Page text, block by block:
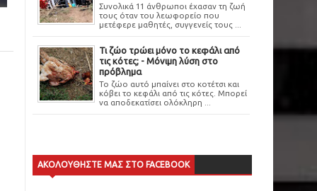
Συνολικά 11 άνθρωποι έχασαν τη ζωή
τους όταν του λεωφορείο που
μετέφερε μαθητές, συγγενείς τους ...
Τι ζώο τρώει μόνο το κεφάλι από
τις κότες; - Μόνιμη λύση στο
πρόβλημα
Το ζώο αυτό μπαίνει στο κοτέτσι και
κόβει το κεφάλι από τις κότες. Μπορεί
να αποδεκατίσει ολόκληρη ...
ΑΚΟΛΟΥΘΗΣΤΕ ΜΑΣ ΣΤΟ FACEBOOK